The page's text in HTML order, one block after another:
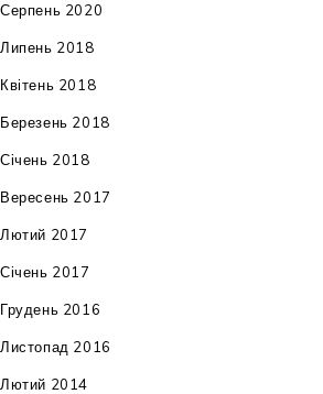
Серпень 2020
Липень 2018
Квітень 2018
Березень 2018
Січень 2018
Вересень 2017
Лютий 2017
Січень 2017
Грудень 2016
Листопад 2016
Лютий 2014